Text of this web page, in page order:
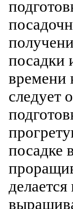
посадки
времени
следует
посадке